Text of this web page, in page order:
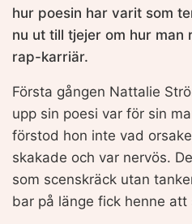
hur poesin har varit som
nu ut till tjejer om hur man
rap-karriär.
Första gången Nattalie
upp sin poesi var för sin
förstod hon inte vad
skakade och var nervös.
som scenskräck utan
bar på länge fick henne att